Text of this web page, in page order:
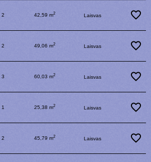
2 42,59 m2 Laisvas
2 49,06 m2 Laisvas
3 60,03 m2 Laisvas
1 25,38 m2 Laisvas
2 45,79 m2 Laisvas